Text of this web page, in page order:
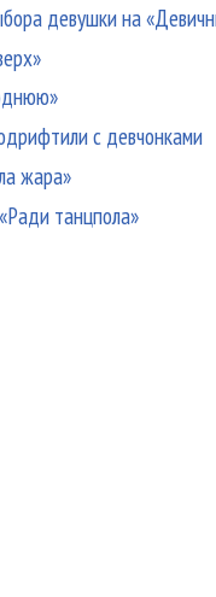
девушки на
с девчонками
жара»
танцпола»